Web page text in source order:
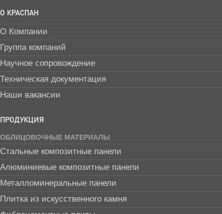
О КРАСПАН
О Компании
Группа компаний
Научное сопровождение
Техническая документация
Наши вакансии
ПРОДУКЦИЯ
ОБЛИЦОВОЧНЫЕ МАТЕРИАЛЫ
Стальные композитные панели
Алюминиевые композитные панели
Металломинеральные панели
Плитка из искусственного камня